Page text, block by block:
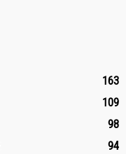
163
109
98
94